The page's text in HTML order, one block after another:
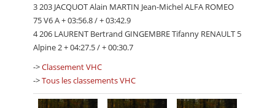
3 203 JACQUOT Alain MARTIN Jean-Michel ALFA ROMEO
75 V6 A + 03:56.8 / + 03:42.9
4 206 LAURENT Bertrand GINGEMBRE Tifanny RENAULT 5
Alpine 2 + 04:27.5 / + 00:30.7
->Classement VHC
->Tous les classements VHC